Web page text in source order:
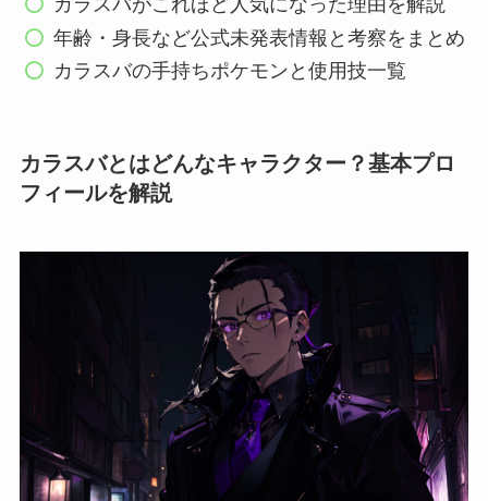
カラスバがこれほど人気になった理由を解説
年齢・身長など公式未発表情報と考察をまとめ
カラスバの手持ちポケモンと使用技一覧
カラスバとはどんなキャラクター？基本プロ
フィールを解説